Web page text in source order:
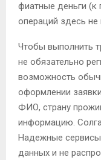
фиатные деньги (к
операций здесь
Чтобы выполнить
не обязательно
возможность
оформлении
ФИО, страну
информацию.
Надежные сервисы
данных и не